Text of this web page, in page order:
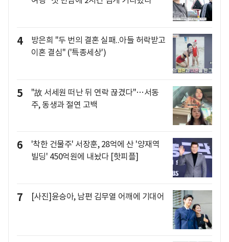
4
방은희 "두 번의 결혼 실패..아들 허락받고
이혼 결심" ('특종세상')
5
"故 서세원 떠난 뒤 연락 끊겼다"…서동
주, 동생과 절연 고백
6
'착한 건물주' 서장훈, 28억에 산 '양재역
빌딩' 450억원에 내놨다 [핫피플]
7 [사진]윤승아, 남편 김무열 어깨에 기대어